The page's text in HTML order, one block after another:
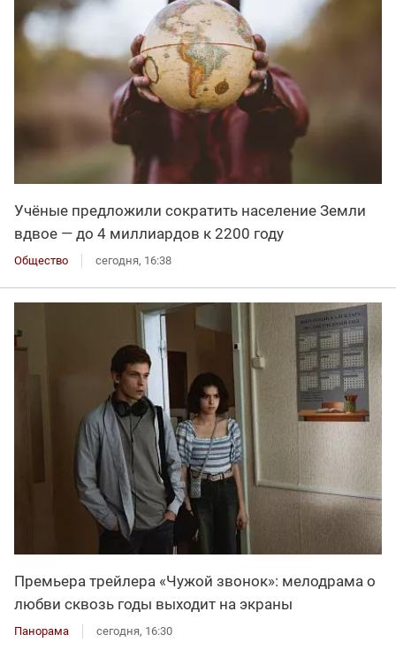
Учёные предложили сократить население Земли
вдвое — до 4 миллиардов к 2200 году
Общество сегодня, 16:38
Премьера трейлера «Чужой звонок»: мелодрама о
любви сквозь годы выходит на экраны
Панорама сегодня, 16:30